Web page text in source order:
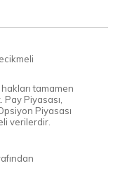
tamamen
Pay Piyasası,
Piyasası
verilerdir.